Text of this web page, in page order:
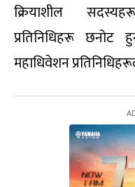
क्रियाशील
प्रतिनिधिहरू
महाधिवेशन